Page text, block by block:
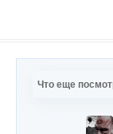
Что еще